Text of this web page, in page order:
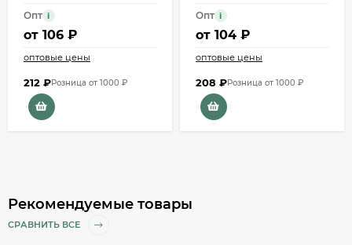
Опт i
от 106 ₽
оптовые цены
212 ₽Розница от 1000 ₽
Опт i
от 104 ₽
оптовые цены
208 ₽Розница от 1000 ₽
Рекомендуемые товары
СРАВНИТЬ ВСЕ